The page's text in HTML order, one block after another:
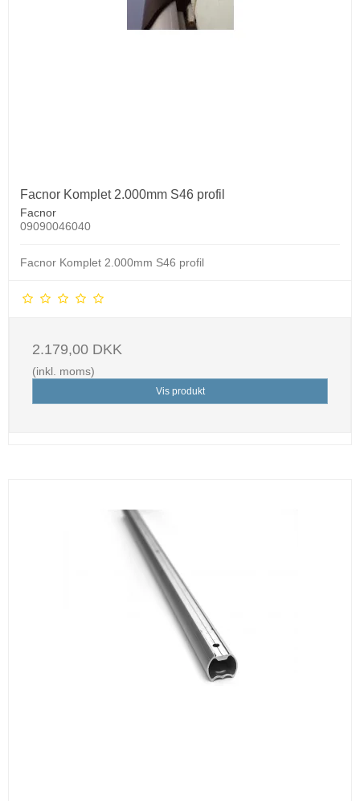
Facnor Komplet 2.000mm S46 profil
Facnor
09090046040
Facnor Komplet 2.000mm S46 profil
2.179,00 DKK
(inkl. moms)
Vis produkt